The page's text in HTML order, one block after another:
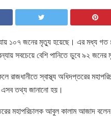
১০৭ জনের মৃত্যু হয়েছে। এর মধ্য গত
সবচেয়ে বেশি পানিতে ডুবে ৯২ জনের
রাজধানীতে স্বাস্থ্য অধিদপ্তরের
এসব তথ্য জানানো হয়।
মহাপরিচালক আবুল কালাম আজাদ